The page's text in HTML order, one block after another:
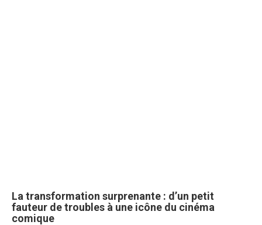
La transformation surprenante : d’un petit
fauteur de troubles à une icône du cinéma
comique